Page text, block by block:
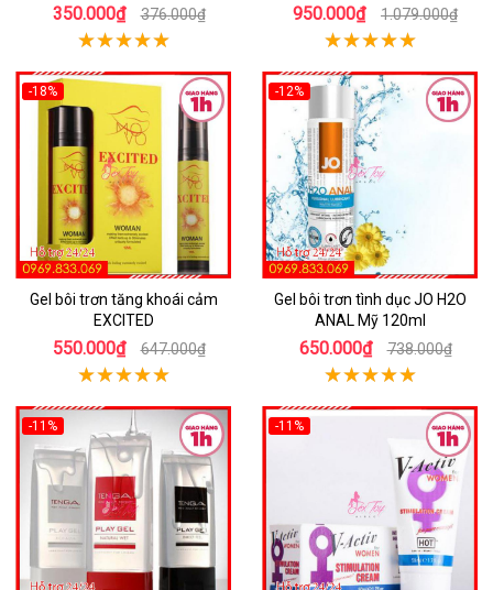
350.000₫ 376.000₫ 950.000₫ 1.079.000₫
-18%
Gel bôi trơn tăng khoái cảm
EXCITED
550.000₫ 647.000₫
-12%
Gel bôi trơn tình dục JO H2O
ANAL Mỹ 120ml
650.000₫ 738.000₫
-11% -11%